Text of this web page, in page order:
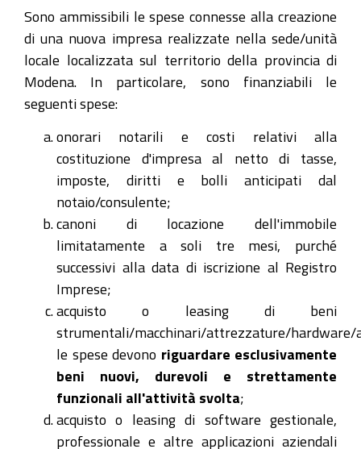
Sono ammissibili le spese connesse alla creazione
di una nuova impresa realizzate nella sede/unità
locale localizzata sul territorio della provincia di
Modena. In particolare, sono finanziabili le
seguenti spese:
onorari notarili e costi relativi alla
costituzione d'impresa al netto di tasse,
imposte, diritti e bolli anticipati dal
notaio/consulente;
canoni di locazione dell'immobile
limitatamente a soli tre mesi, purché
successivi alla data di iscrizione al Registro
Imprese;
acquisto o leasing di beni
strumentali/macchinari/attrezzature/hardware/
le spese devono riguardare esclusivamente
beni nuovi, durevoli e strettamente
funzionali all'attività svolta;
acquisto o leasing di software gestionale,
professionale e altre applicazioni aziendali